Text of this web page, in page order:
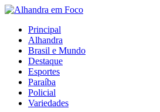
Principal
Alhandra
Brasil e Mundo
Destaque
Esportes
Paraíba
Policial
Variedades